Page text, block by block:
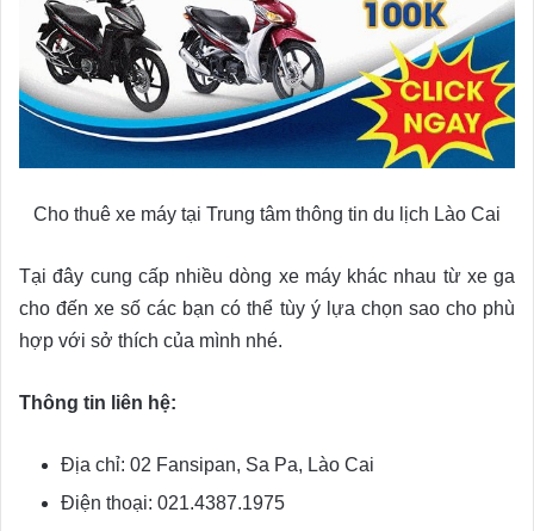
Cho thuê xe máy tại Trung tâm thông tin du lịch Lào Cai
Tại đây cung cấp nhiều dòng xe máy khác nhau từ xe ga
cho đến xe số các bạn có thể tùy ý lựa chọn sao cho phù
hợp với sở thích của mình nhé.
Thông tin liên hệ:
Địa chỉ: 02 Fansipan, Sa Pa, Lào Cai
Điện thoại: 021.4387.1975